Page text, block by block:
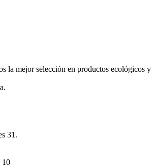
la mejor selección en productos ecológicos y
31.
10